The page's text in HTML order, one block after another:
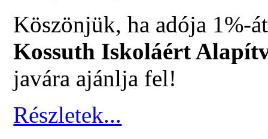
Köszönjük, ha adója 1%-
Kossuth Iskoláért
javára ajánlja fel!
Részletek...